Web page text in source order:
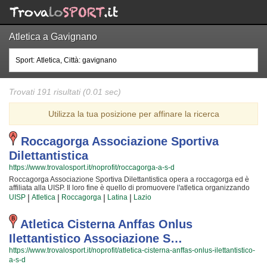
Atletica a Gavignano
Trovati 191 risultati (0.01 sec)
Utilizza la tua posizione per affinare la ricerca
Roccagorga Associazione Sportiva
Dilettantistica
https://www.trovalosport.it/noprofit/roccagorga-a-s-d
Roccagorga Associazione Sportiva Dilettantistica opera a roccagorga ed è
affiliata alla UISP. Il loro fine è quello di promuovere l'atletica organizzando
gare sul territorio e corsi per bambini, ragazzi e adulti. L'attività è incentrata
sia sullo sviluppo delle capacità motorie e fisiche degli atleti sia sulla
creazione di quelle qualità personali che si acquisiscono quotidianamente
affrontando sfide complesse. Proprio per questo motivo gli allenatori sono tra
i più preparati della provincia e sono convinti di poter trasmettere quelle
qualità in cui Roccagorga Associazione Sportiva Dilettantistica crede fin dalla
sua genesi. La passione, i sacrifici e la continua ricerca della chiave per
crescere e superare i propri limiti personali rendono l'atletica uno sport unico
e da cui si viene immediatamente rapiti. Roccagorga Associazione Sportiva
UISP | Atletica | Roccagorga | Latina | Lazio
Atletica Cisterna Anffas Onlus
Ilettantistico Associazione S…
https://www.trovalosport.it/noprofit/atletica-cisterna-anffas-onlus-ilettantistico-
a-s-d